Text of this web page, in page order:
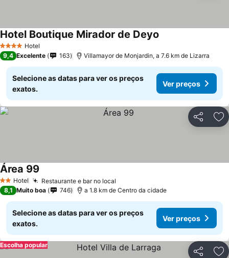
4 EstrelasHotel
Hotel Boutique Mirador de Deyo
9,4 Excelente 163 Villamayor de Monjardin, a 7.6 km de Lizarra
Selecione as datas para ver os preços
exatos.
Ver preços
Partilhar
2 Estrelas
Hotel Restaurante e bar no local
Área 99
8,1 Muito boa 746 a 1.8 km de Centro da cidade
Selecione as datas para ver os preços
exatos.
Ver preços
Partilhar
Escolha popular